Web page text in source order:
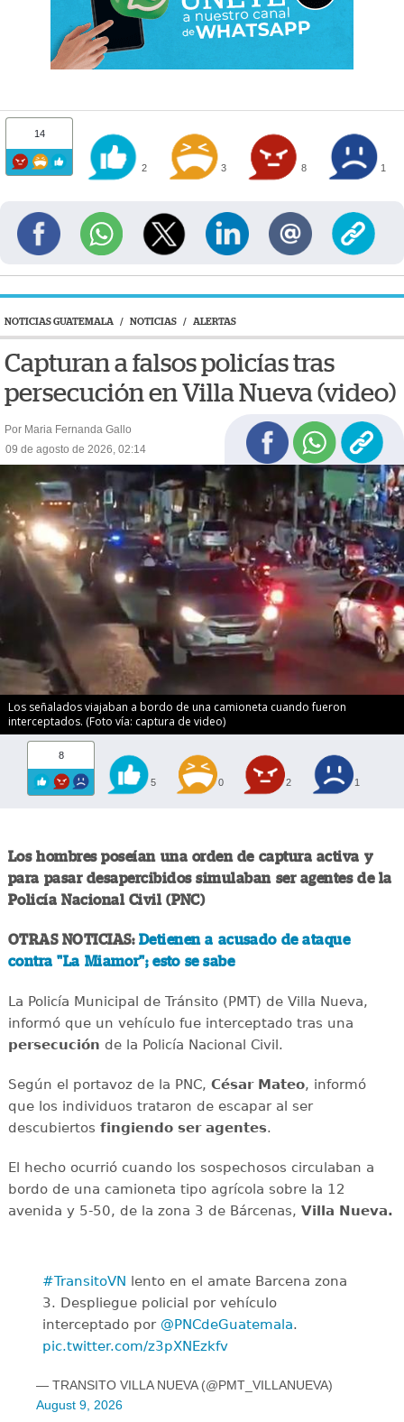
14
2 3 8 1
NOTICIAS GUATEMALA / NOTICIAS / ALERTAS
Capturan a falsos policías tras
persecución en Villa Nueva (video)
Por Maria Fernanda Gallo
09 de agosto de 2026, 02:14
Los señalados viajaban a bordo de una camioneta cuando fueron
interceptados. (Foto vía: captura de video)
8
5 0 2 1
Los hombres poseían una orden de captura activa y
para pasar desapercibidos simulaban ser agentes de la
Policía Nacional Civil (PNC)
OTRAS NOTICIAS: Detienen a acusado de ataque
contra "La Miamor"; esto se sabe
La Policía Municipal de Tránsito (PMT) de Villa Nueva,
informó que un vehículo fue interceptado tras una
persecución de la Policía Nacional Civil.
Según el portavoz de la PNC, César Mateo, informó
que los individuos trataron de escapar al ser
descubiertos fingiendo ser agentes.
El hecho ocurrió cuando los sospechosos circulaban a
bordo de una camioneta tipo agrícola sobre la 12
avenida y 5-50, de la zona 3 de Bárcenas, Villa Nueva.
#TransitoVN lento en el amate Barcena zona
3. Despliegue policial por vehículo
interceptado por @PNCdeGuatemala.
pic.twitter.com/z3pXNEzkfv
— TRANSITO VILLA NUEVA (@PMT_VILLANUEVA)
August 9, 2026